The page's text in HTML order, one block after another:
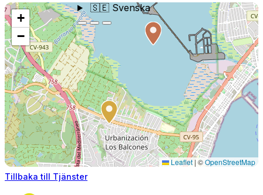
🇸🇪Svenska
+
−
Leaflet | ©OpenStreetMap
Tillbaka till Tjänster